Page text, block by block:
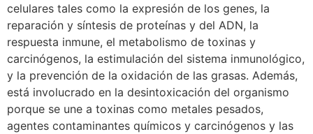
celulares tales como la expresión de los genes, la
reparación y síntesis de proteínas y del ADN, la
respuesta inmune, el metabolismo de toxinas y
carcinógenos, la estimulación del sistema inmunológico,
y la prevención de la oxidación de las grasas. Además,
está involucrado en la desintoxicación del organismo
porque se une a toxinas como metales pesados,
agentes contaminantes químicos y carcinógenos y las